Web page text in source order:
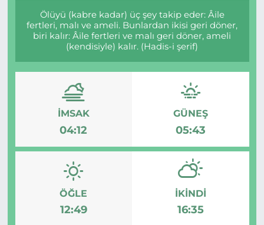
Ölüyü (kabre kadar) üç şey takip eder: Âile
fertleri, malı ve ameli. Bunlardan ikisi geri döner,
biri kalır: Âile fertleri ve malı geri döner, ameli
(kendisiyle) kalır. (Hadis-i şerif)
İMSAK
04:12
GÜNEŞ
05:43
ÖĞLE
12:49
İKINDI
16:35